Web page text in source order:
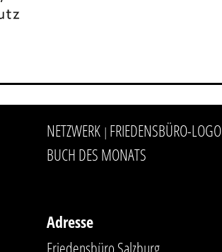
NETZWERK | FRIEDENSBÜRO-LOGO
BUCH DES MONATS
Adresse
Friedensbüro Salzburg